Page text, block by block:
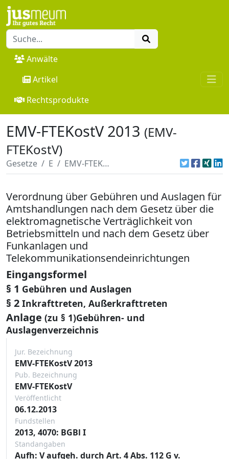
Anwälte
Artikel
Rechtsprodukte
EMV-FTEKostV 2013 (EMV-
FTEKostV)
Gesetze E EMV-FTEKostV 2013
Verordnung über Gebühren und Auslagen für
Amtshandlungen nach dem Gesetz über die
elektromagnetische Verträglichkeit von
Betriebsmitteln und nach dem Gesetz über
Funkanlagen und
Telekommunikationsendeinrichtungen
Eingangsformel
§ 1 Gebühren und Auslagen
§ 2 Inkrafttreten, Außerkrafttreten
Anlage (zu § 1)Gebühren- und
Auslagenverzeichnis
Jur. Bezeichnung
EMV-FTEKostV 2013
Pub. Bezeichnung
EMV-FTEKostV
Veröffentlicht
06.12.2013
Fundstellen
2013, 4070: BGBl I
Standangaben
Aufh: V aufgeh. durch Art. 4 Abs. 112 G v.